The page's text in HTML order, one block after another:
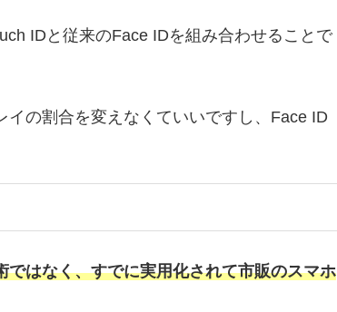
IDと従来のFace IDを組み合わせることで
の割合を変えなくていいですし、Face ID
はなく、すでに実用化されて市販のスマホ